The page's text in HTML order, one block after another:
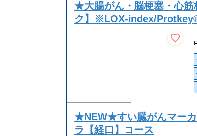
★大腸がん・脳梗塞・心筋
ク】※LOX-index/
★NEW★すい臓がんマーカ
ラ【経口】コース